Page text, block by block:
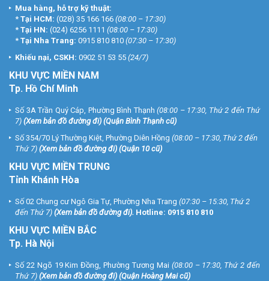
Mua hàng, hỗ trợ kỹ thuật:
* Tại HCM: (028) 35 166 166 (08:00 – 17:30)
* Tại HN: (024) 6256 1111 (08:00 – 17:30)
* Tại Nha Trang: 0915 810 810 (07:30 – 17:30)
Khiếu nại, CSKH: 0902 51 53 55 (24/7)
KHU VỰC MIỀN NAM
Tp. Hồ Chí Minh
Số 3A Trần Quý Cáp, Phường Bình Thạnh (08:00 – 17:30, Thứ 2 đến Thứ
7) (Xem bản đồ đường đi) (Quận Bình Thạnh cũ)
Số 354/70 Lý Thường Kiệt, Phường Diên Hồng (08:00 – 17:30, Thứ 2 đến
Thứ 7) (Xem bản đồ đường đi) (Quận 10 cũ)
KHU VỰC MIỀN TRUNG
Tỉnh Khánh Hòa
Số 02 Chung cư Ngô Gia Tự, Phường Nha Trang (07:30 – 15:30, Thứ 2
đến Thứ 7) (Xem bản đồ đường đi). Hotline: 0915 810 810
KHU VỰC MIỀN BẮC
Tp. Hà Nội
Số 22 Ngõ 19 Kim Đồng, Phường Tương Mai (08:00 – 17:30, Thứ 2 đến
Thứ 7) (Xem bản đồ đường đi) (Quận Hoàng Mai cũ)